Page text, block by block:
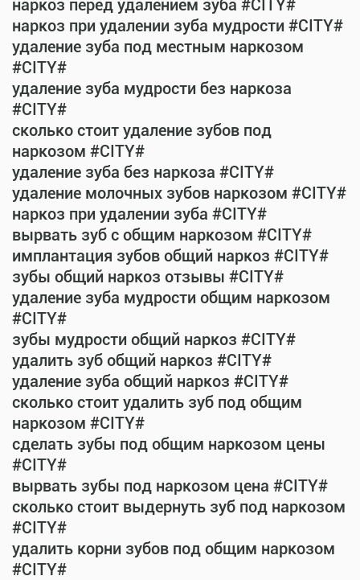
наркоз перед удалением зуба #CITY#
наркоз при удалении зуба мудрости #CITY#
удаление зуба под местным наркозом
#CITY#
удаление зуба мудрости без наркоза
#CITY#
сколько стоит удаление зубов под
наркозом #CITY#
удаление зуба без наркоза #CITY#
удаление молочных зубов наркозом #CITY#
наркоз при удалении зуба #CITY#
вырвать зуб с общим наркозом #CITY#
имплантация зубов общий наркоз #CITY#
зубы общий наркоз отзывы #CITY#
удаление зуба мудрости общим наркозом
#CITY#
зубы мудрости общий наркоз #CITY#
удалить зуб общий наркоз #CITY#
удаление зуба общий наркоз #CITY#
сколько стоит удалить зуб под общим
наркозом #CITY#
сделать зубы под общим наркозом цены
#CITY#
вырвать зубы под наркозом цена #CITY#
сколько стоит выдернуть зуб под наркозом
#CITY#
удалить корни зубов под общим наркозом
#CITY#